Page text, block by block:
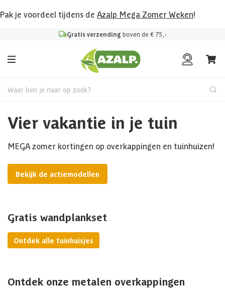
Pak je voordeel tijdens de Azalp Mega Zomer Weken!
Gratis verzending boven de € 75,-
Waar ben je naar op zoek?
Vier vakantie in je tuin
MEGA zomer kortingen op overkappingen en tuinhuizen!
Bekijk de actiemodellen
Gratis wandplankset
Ontdek alle tuinhuisjes
Ontdek onze metalen overkappingen